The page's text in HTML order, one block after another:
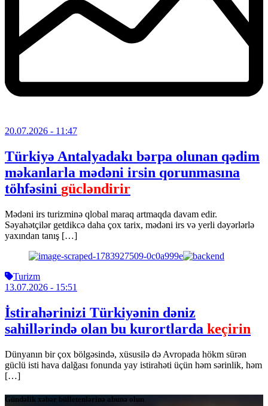
20.07.2026 - 11:47
Türkiyə Antalyadakı bərpa olunan qədim
məkanlarla mədəni irsin qorunmasına
töhfəsini gücləndirir
Mədəni irs turizminə qlobal maraq artmaqda davam edir.
Səyahətçilər getdikcə daha çox tarix, mədəni irs və yerli dəyərlərlə
yaxından tanış […]
Turizm
13.07.2026 - 15:51
İstirahərinizi Türkiyənin dəniz
sahillərində olan bu kurortlarda keçirin
Dünyanın bir çox bölgəsində, xüsusilə də Avropada hökm sürən
güclü isti hava dalğası fonunda yay istirahəti üçün həm sərinlik, həm
[…]
Gündəlik xəbər bülletenlərinə abunə olun